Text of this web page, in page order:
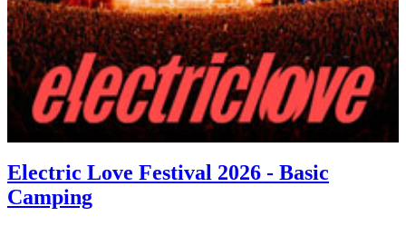
Electric Love Festival 2026 - Basic
Camping